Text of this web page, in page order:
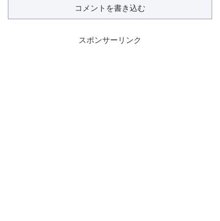
コメントを書き込む
スポンサーリンク